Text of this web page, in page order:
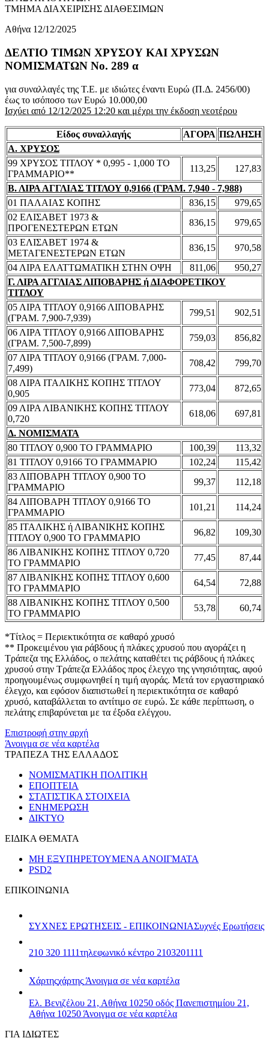
ΤΜΗΜΑ ΔΙΑΧΕΙΡΙΣΗΣ ΔΙΑΘΕΣΙΜΩΝ
Αθήνα 12/12/2025
ΔΕΛΤΙΟ ΤΙΜΩΝ ΧΡΥΣΟΥ ΚΑΙ ΧΡΥΣΩΝ
ΝΟΜΙΣΜΑΤΩΝ No. 289 α
για συναλλαγές της Τ.Ε. με ιδιώτες έναντι Ευρώ (Π.Δ. 2456/00)
έως το ισόποσο των Ευρώ 10.000,00
Ισχύει από 12/12/2025 12:20 και μέχρι την έκδοση νεοτέρου
Είδος συναλλαγής ΑΓΟΡΑ ΠΩΛΗΣΗ
Α. ΧΡΥΣΟΣ
99 ΧΡΥΣΟΣ ΤΙΤΛΟΥ * 0,995 - 1,000 ΤΟ
ΓΡΑΜΜΑΡΙΟ**
113,25
127,83
Β. ΛΙΡΑ ΑΓΓΛΙΑΣ ΤΙΤΛΟΥ 0,9166 (ΓΡΑΜ. 7,940 - 7,988)
01 ΠΑΛΑΙΑΣ ΚΟΠΗΣ
836,15
979,65
02 ΕΛΙΣΑΒΕΤ 1973 &
ΠΡΟΓΕΝΕΣΤΕΡΩΝ ΕΤΩΝ
836,15
979,65
03 ΕΛΙΣΑΒΕΤ 1974 &
ΜΕΤΑΓΕΝΕΣΤΕΡΩΝ ΕΤΩΝ
836,15
970,58
04 ΛΙΡΑ ΕΛΑΤΤΩΜΑΤΙΚΗ ΣΤΗΝ ΟΨΗ
811,06
950,27
Γ. ΛΙΡΑ ΑΓΓΛΙΑΣ ΛΙΠΟΒΑΡΗΣ ή ΔΙΑΦΟΡΕΤΙΚΟΥ
ΤΙΤΛΟΥ
05 ΛΙΡΑ ΤΙΤΛΟΥ 0,9166 ΛΙΠΟΒΑΡΗΣ
(ΓΡΑΜ. 7,900-7,939)
799,51
902,51
06 ΛΙΡΑ ΤΙΤΛΟΥ 0,9166 ΛΙΠΟΒΑΡΗΣ
(ΓΡΑΜ. 7,500-7,899)
759,03
856,82
07 ΛΙΡΑ ΤΙΤΛΟΥ 0,9166 (ΓΡΑΜ. 7,000-
7,499)
708,42
799,70
08 ΛΙΡΑ ΙΤΑΛΙΚΗΣ ΚΟΠΗΣ ΤΙΤΛΟΥ
0,905
773,04
872,65
09 ΛΙΡΑ ΛΙΒΑΝΙΚΗΣ ΚΟΠΗΣ ΤΙΤΛΟΥ
0,720
618,06
697,81
Δ. ΝΟΜΙΣΜΑΤΑ
80 ΤΙΤΛΟΥ 0,900 ΤΟ ΓΡΑΜΜΑΡΙΟ
100,39
113,32
81 ΤΙΤΛΟΥ 0,9166 ΤΟ ΓΡΑΜΜΑΡΙΟ
102,24
115,42
83 ΛΙΠΟΒΑΡΗ ΤΙΤΛΟΥ 0,900 ΤΟ
ΓΡΑΜΜΑΡΙΟ
99,37
112,18
84 ΛΙΠΟΒΑΡΗ ΤΙΤΛΟΥ 0,9166 ΤΟ
ΓΡΑΜΜΑΡΙΟ
101,21
114,24
85 ΙΤΑΛΙΚΗΣ ή ΛΙΒΑΝΙΚΗΣ ΚΟΠΗΣ
ΤΙΤΛΟΥ 0,900 ΤΟ ΓΡΑΜΜΑΡΙΟ
96,82
109,30
86 ΛΙΒΑΝΙΚΗΣ ΚΟΠΗΣ ΤΙΤΛΟΥ 0,720
ΤΟ ΓΡΑΜΜΑΡΙΟ
77,45
87,44
87 ΛΙΒΑΝΙΚΗΣ ΚΟΠΗΣ ΤΙΤΛΟΥ 0,600
ΤΟ ΓΡΑΜΜΑΡΙΟ
64,54
72,88
88 ΛΙΒΑΝΙΚΗΣ ΚΟΠΗΣ ΤΙΤΛΟΥ 0,500
ΤΟ ΓΡΑΜΜΑΡΙΟ
53,78 60,74
*Τίτλος = Περιεκτικότητα σε καθαρό χρυσό
** Προκειμένου για ράβδους ή πλάκες χρυσού που αγοράζει η
Τράπεζα της Ελλάδος, ο πελάτης καταθέτει τις ράβδους ή πλάκες
χρυσού στην Τράπεζα Ελλάδος προς έλεγχο της γνησιότητας, αφού
προηγουμένως συμφωνηθεί η τιμή αγοράς. Μετά τον εργαστηριακό
έλεγχο, και εφόσον διαπιστωθεί η περιεκτικότητα σε καθαρό
χρυσό, καταβάλλεται το αντίτιμο σε ευρώ. Σε κάθε περίπτωση, ο
πελάτης επιβαρύνεται με τα έξοδα ελέγχου.
Επιστροφή στην αρχή
Άνοιγμα σε νέα καρτέλα
ΤΡΑΠΕΖΑ ΤΗΣ ΕΛΛΑΔΟΣ
ΝΟΜΙΣΜΑΤΙΚΗ ΠΟΛΙΤΙΚΗ
ΕΠΟΠΤΕΙΑ
ΣΤΑΤΙΣΤΙΚΑ ΣΤΟΙΧΕΙΑ
ΕΝΗΜΕΡΩΣΗ
ΔΙΚΤΥΟ
ΕΙΔΙΚΑ ΘΕΜΑΤΑ
ΜΗ ΕΞΥΠΗΡΕΤΟΥΜΕΝΑ ΑΝΟΙΓΜΑΤΑ
PSD2
ΕΠΙΚΟΙΝΩΝΙΑ
ΣΥΧΝΕΣ ΕΡΩΤΗΣΕΙΣ - ΕΠΙΚΟΙΝΩΝΙΑΣυχνές Ερωτήσεις
210 320 1111τηλεφωνικό κέντρο 2103201111
Χάρτηςχάρτης Άνοιγμα σε νέα καρτέλα
Ελ. Βενιζέλου 21, Αθήνα 10250 οδός Πανεπιστημίου 21,
Αθήνα 10250 Άνοιγμα σε νέα καρτέλα
ΓΙΑ ΙΔΙΩΤΕΣ